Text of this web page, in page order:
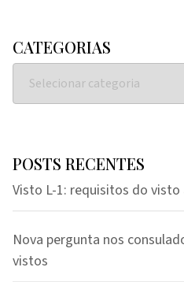
CATEGORIAS
POSTS RECENTES
Visto L-1: requisitos do
Nova pergunta nos
vistos